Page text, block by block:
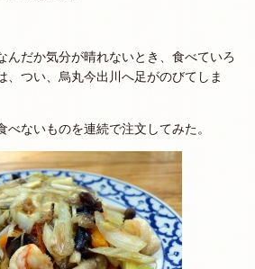
んだか気分が晴れないとき、食べていろ
、つい、烏丸今出川へ足がのびてしま
べないものを連続で注文してみた。